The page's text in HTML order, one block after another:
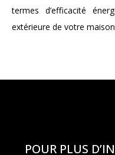
termes d’efficacité
extérieure de votre
POUR PLUS